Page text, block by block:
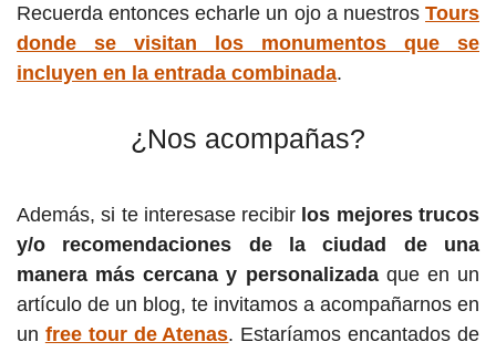
Recuerda entonces echarle un ojo a nuestros Tours
donde se visitan los monumentos que se
incluyen en la entrada combinada.
¿Nos acompañas?
Además, si te interesase recibir los mejores trucos
y/o recomendaciones de la ciudad de una
manera más cercana y personalizadaque en un
artículo de un blog, te invitamos a acompañarnos en
un free tour de Atenas. Estaríamos encantados de